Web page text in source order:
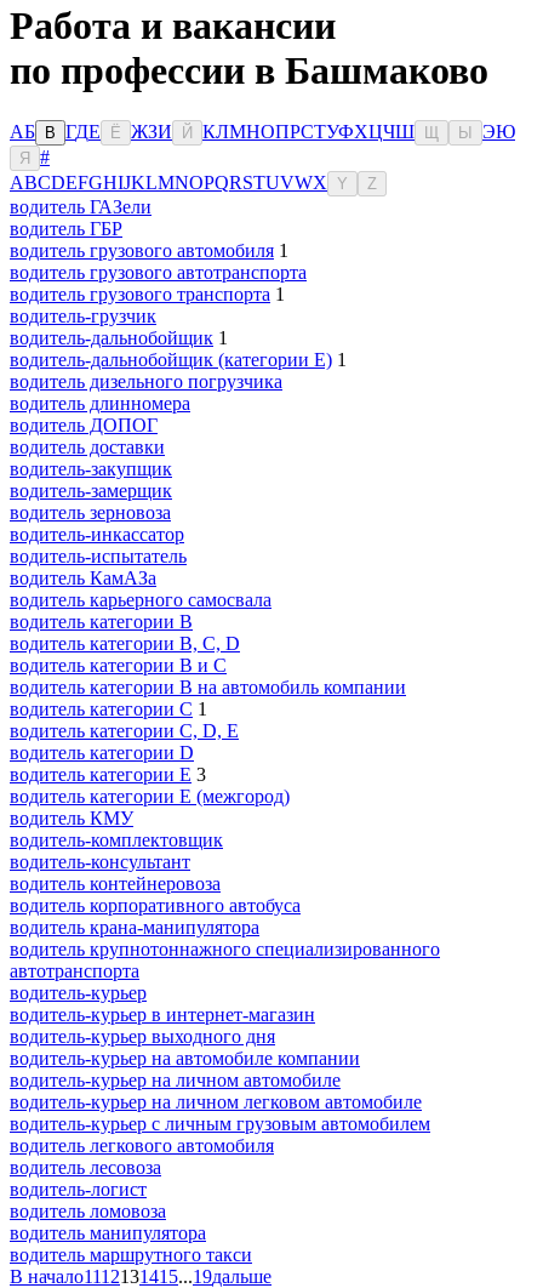
Работа и вакансии
по профессии в Башмаково
АБ В ГДЕ Ё ЖЗИ Й КЛМНОПРСТУФХЦЧШ Ы ЭЮ
Я
#
ABCDEFGHIJKLMNOPQRSTUVWX Y Z
водитель ГАЗели
водитель ГБР
водитель грузового автомобиля 1
водитель грузового автотранспорта
водитель грузового транспорта 1
водитель-грузчик
водитель-дальнобойщик 1
водитель-дальнобойщик (категории Е) 1
водитель дизельного погрузчика
водитель длинномера
водитель ДОПОГ
водитель доставки
водитель-закупщик
водитель-замерщик
водитель зерновоза
водитель-инкассатор
водитель-испытатель
водитель КамАЗа
водитель карьерного самосвала
водитель категории B
водитель категории B, C, D
водитель категории B и C
водитель категории B на автомобиль компании
водитель категории C 1
водитель категории C, D, E
водитель категории D
водитель категории E 3
водитель категории E (межгород)
водитель КМУ
водитель-комплектовщик
водитель-консультант
водитель контейнеровоза
водитель корпоративного автобуса
водитель крана-манипулятора
водитель крупнотоннажного специализированного
автотранспорта
водитель-курьер
водитель-курьер в интернет-магазин
водитель-курьер выходного дня
водитель-курьер на автомобиле компании
водитель-курьер на личном автомобиле
водитель-курьер на личном легковом автомобиле
водитель-курьер с личным грузовым автомобилем
водитель легкового автомобиля
водитель лесовоза
водитель-логист
водитель ломовоза
водитель манипулятора
водитель маршрутного такси
В начало1112131415...19дальше